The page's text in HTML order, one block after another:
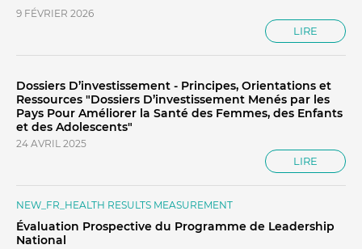
9 FÉVRIER 2026
LIRE
Dossiers D’investissement - Principes, Orientations et
Ressources "Dossiers D’investissement Menés par les
Pays Pour Améliorer la Santé des Femmes, des Enfants
et des Adolescents"
24 AVRIL 2025
LIRE
NEW_FR_HEALTH RESULTS MEASUREMENT
Évaluation Prospective du Programme de Leadership
National